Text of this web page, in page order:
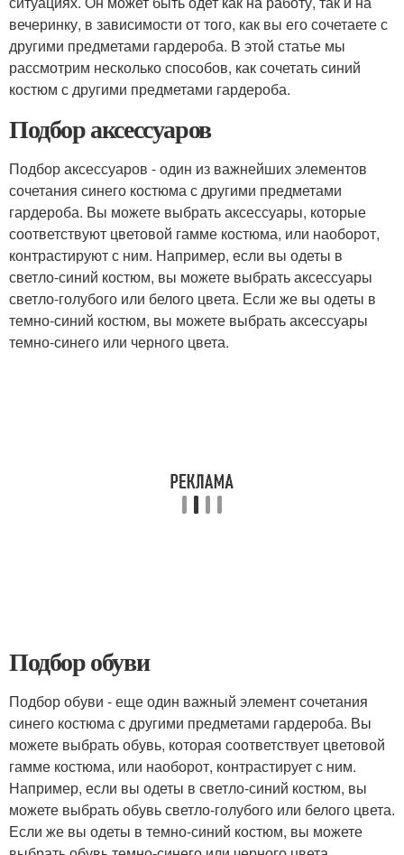
вечеринку, в зависимости от того, как вы его сочетаете с
другими предметами гардероба. В этой статье мы
рассмотрим несколько способов, как сочетать синий
костюм с другими предметами гардероба.
Подбор аксессуаров
Подбор аксессуаров - один из важнейших элементов
сочетания синего костюма с другими предметами
гардероба. Вы можете выбрать аксессуары, которые
соответствуют цветовой гамме костюма, или наоборот,
контрастируют с ним. Например, если вы одеты в
светло-синий костюм, вы можете выбрать аксессуары
светло-голубого или белого цвета. Если же вы одеты в
темно-синий костюм, вы можете выбрать аксессуары
темно-синего или черного цвета.
Подбор обуви
Подбор обуви - еще один важный элемент сочетания
синего костюма с другими предметами гардероба. Вы
можете выбрать обувь, которая соответствует цветовой
гамме костюма, или наоборот, контрастирует с ним.
Например, если вы одеты в светло-синий костюм, вы
можете выбрать обувь светло-голубого или белого цвета.
Если же вы одеты в темно-синий костюм, вы можете